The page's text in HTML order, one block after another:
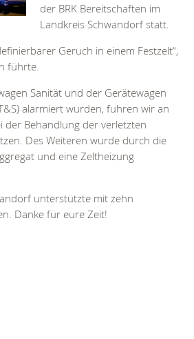
der BRK Bereitschaften im
Landkreis Schwandorf statt.
Geruch in einem Festzelt“,
führte.
Sanität und der Gerätewagen
alarmiert wurden, fuhren wir an
der Behandlung der verletzten
Des Weiteren wurde durch die
und eine Zeltheizung
unterstützte mit zehn
Danke für eure Zeit!